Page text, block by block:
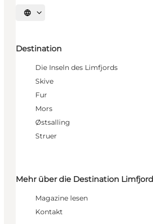
Sprache auswählen
Destination
Die Inseln des Limfjords
Skive
Fur
Mors
Østsalling
Struer
Mehr über die Destination Limfjord
Magazine lesen
Kontakt